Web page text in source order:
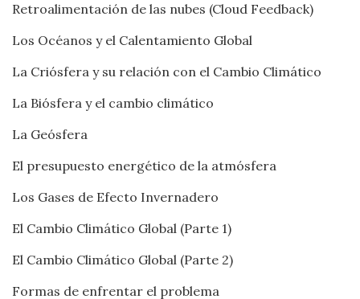
Retroalimentación de las nubes (Cloud Feedback)
Los Océanos y el Calentamiento Global
La Criósfera y su relación con el Cambio Climático
La Biósfera y el cambio climático
La Geósfera
El presupuesto energético de la atmósfera
Los Gases de Efecto Invernadero
El Cambio Climático Global (Parte 1)
El Cambio Climático Global (Parte 2)
Formas de enfrentar el problema